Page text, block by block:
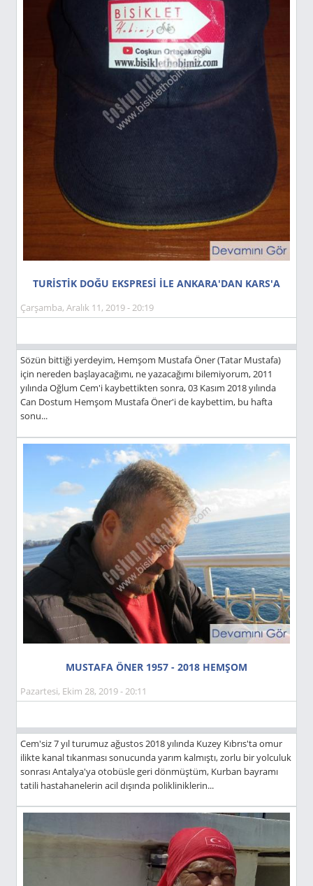
TURİSTİK DOĞU EKSPRESİ İLE ANKARA'DAN KARS'A
Çarşamba, Aralık 11, 2019 - 20:19
Sözün bittiği yerdeyim, Hemşom Mustafa Öner (Tatar Mustafa)
için nereden başlayacağımı, ne yazacağımı bilemiyorum, 2011
yılında Oğlum Cem'i kaybettikten sonra, 03 Kasım 2018 yılında
Can Dostum Hemşom Mustafa Öner'i de kaybettim, bu hafta
sonu...
MUSTAFA ÖNER 1957 - 2018 HEMŞOM
Pazartesi, Ekim 28, 2019 - 20:11
Cem'siz 7 yıl turumuz ağustos 2018 yılında Kuzey Kıbrıs'ta omur
ilikte kanal tıkanması sonucunda yarım kalmıştı, zorlu bir yolculuk
sonrası Antalya'ya otobüsle geri dönmüştüm, Kurban bayramı
tatili hastahanelerin acil dışında polikliniklerin...